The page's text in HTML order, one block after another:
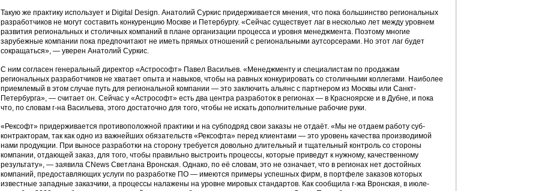
Такую же практику использует и Digital Design. Анатолий Суркис придерживается мнения, что пока большинство региональных
разработчиков не могут составить конкуренцию Москве и Петербургу. «Сейчас существует лаг в несколько лет между уровнем
развития региональных и столичных компаний в плане организации процесса и уровня менеджмента. Поэтому многие
зарубежные компании пока предпочитают не иметь прямых отношений с региональными аутсорсерами. Но этот лаг будет
сокращаться», — уверен Анатолий Суркис.
С ним согласен генеральный директор «Астрософт» Павел Васильев. «Менеджменту и специалистам по продажам
региональных разработчиков не хватает опыта и навыков, чтобы на равных конкурировать со столичными коллегами. Наиболее
приемлемый в этом случае путь для региональной компании — это заключить альянс с партнером из Москвы или Санкт-
Петербурга», — считает он. Сейчас у «Астрософт» есть два центра разработок в регионах — в Красноярске и в Дубне, и пока
что, по словам г-на Васильева, этого достаточно для того, чтобы не искать дополнительные рабочие руки.
«Рексофт» придерживается противоположной практики и на субподряд свои заказы не отдаёт. «Мы не отдаем работу суб-
контракторам, так как одно из важнейших обязательств «Рексофта» перед клиентами — это уровень качества производимой
нами продукции. При выносе разработки на сторону требуется довольно длительный и тщательный контроль со стороны
компании, отдающей заказ, для того, чтобы правильно выстроить процессы, которые приведут к нужному, качественному
результату», — заявила CNews Светлана Вронская. Однако, по её словам, это не означает, что в регионах нет достойных
компаний, предоставляющих услуги по разработке ПО — имеются примеры успешных фирм, в портфеле заказов которых
известные западные заказчики, а процессы налажены на уровне мировых стандартов. Как сообщила г-жа Вронская, в июле-